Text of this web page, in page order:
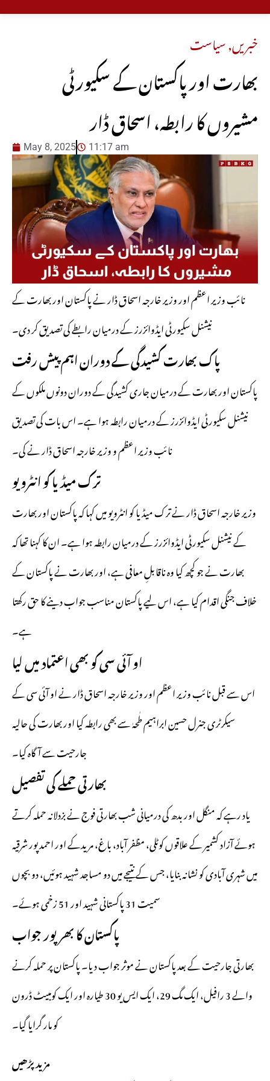
خبریں,سیاست
بھارت اور پاکستان کے سکیورٹی
مشیروں کا رابطہ، اسحاق ڈار
May 8, 2025 11:17 am
نائب وزیر اعظم اور وزیر خارجہ اسحاق ڈار نے پاکستان اور بھارت کے
نیشنل سکیورٹی ایڈوائزرز کے درمیان رابطے کی تصدیق کر دی۔
پاک بھارت کشیدگی کے دوران اہم پیش رفت
پاکستان اور بھارت کے درمیان جاری کشیدگی کے دوران دونوں ملکوں کے
نیشنل سکیورٹی ایڈوائزرز کے درمیان رابطہ ہوا ہے۔ اس بات کی تصدیق
نائب وزیر اعظم و وزیر خارجہ اسحاق ڈار نے کی۔
ترک میڈیا کو انٹرویو
وزیر خارجہ اسحاق ڈار نے ترک میڈیا کو انٹرویو میں کہا کہ پاکستان اور بھارت
کے نیشنل سکیورٹی ایڈوائزرز کے درمیان رابطہ ہوا ہے۔ ان کا کہنا تھا کہ
بھارت نے جو کچھ کیا وہ ناقابلِ معافی ہے، اور بھارت نے پاکستان کے
خلاف جنگی اقدام کیا ہے، اس لیے پاکستان مناسب جواب دینے کا حق رکھتا
ہے۔
او آئی سی کو بھی اعتماد میں لیا
اس سے قبل نائب وزیر اعظم اور وزیر خارجہ اسحاق ڈار نے او آئی سی کے
سیکرٹری جنرل حسین ابراہیم طٰحہٰ سے بھی رابطہ کیا اور بھارت کی حالیہ
جارحیت سے آگاہ کیا۔
بھارتی حملے کی تفصیل
یاد رہے کہ منگل اور بدھ کی درمیانی شب بھارتی فوج نے بزدلانہ حملہ کرتے
ہوئے آزاد کشمیر کے علاقوں کوٹلی، مظفر آباد، باغ، مریدکے اور احمد پور شرقیہ
میں شہری آبادی کو نشانہ بنایا، جس کے نتیجے میں دو مساجد شہید ہوئیں، دو بچوں
سمیت 31 پاکستانی شہید اور 51 زخمی ہوئے۔
پاکستان کا بھرپور جواب
بھارتی جارحیت کے بعد پاکستان نے موثر جواب دیا۔ پاکستان پر حملہ کرنے
والے 3 رافیل، ایک مگ 29، ایک ایس یو 30 طیارہ اور ایک کومبیٹ ڈرون
کو مار گرایا گیا۔
مزید پڑھیں